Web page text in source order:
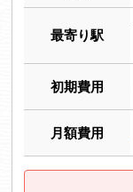
最寄り駅
初期費用
月額費用